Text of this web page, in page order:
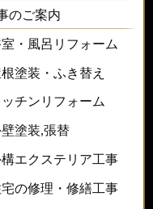
のご案内
・風呂リフォーム
根塗装・ふき替え
チンリフォーム
塗装,張替
エクステリア工事
の修理・修繕工事